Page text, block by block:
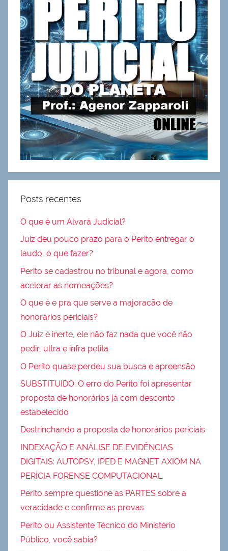
Posts recentes
O que é um Alvará Judicial?
Juiz deu pouco prazo para o Perito entregar o
laudo, o que fazer?
Perito se cadastrou no tribunal e agora, como
acelerar as nomeações?
O que é e pra que serve a majoracão de
honorários periciais?
O Juiz é inerte, ele não faz nada que você não
pedir, ultra e infra petita
O Perito quase perdeu sua busca e apreensão
SUBSTITUIDO: O erro do Perito foi apresentar
proposta de honorários já com desconto
estabelecido
Destrinchando a proposta de honorários periciais
INDEXAÇÃO E ANÁLISE DE EVIDÊNCIAS
DIGITAIS: AUTOPSY, IPED E MAGNET AXIOM NA
PERÍCIA FORENSE COMPUTACIONAL
Perito sempre questione as PARTES sobre a
veracidade e confirme as provas
Perito ou Assistente Técnico do Ministério
Público, você sabia?